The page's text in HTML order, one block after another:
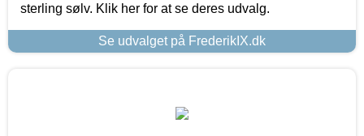
sterling sølv. Klik her for at se deres udvalg.
Se udvalget på FrederikIX.dk